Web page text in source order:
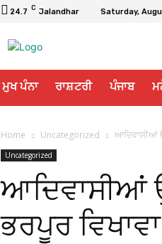
24.7 C Jalandhar Saturday,
ਮੁਖ ਪੰਨਾ ਰਾਸ਼ਟਰੀ ਪੰਜਾਬ
Home Uncategorized ਆਦਿਵਾਸੀਆਂ
Uncategorized
ਆਦਿਵਾਸੀਆਂ
ਭਰਪੂਰ ਵਿਖਾਵਾ